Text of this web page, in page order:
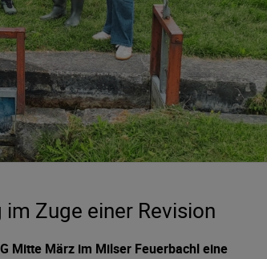
Zuge einer Revision
Mitte März im Milser Feuerbachl eine